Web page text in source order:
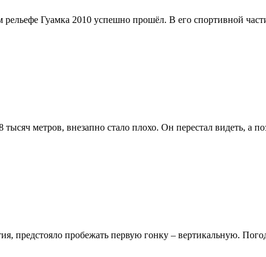
Гуамка 2010 успешно прошёл. В его спортивной
метров, внезапно стало плохо. Он перестал видеть, а
предстояло пробежать первую гонку – вертикальную.